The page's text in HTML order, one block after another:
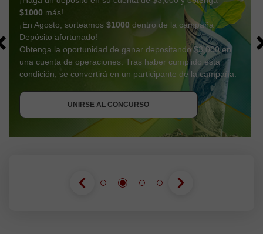
UNIRSE AL CONCURSO
$1000 más!
¡En Agosto, sorteamos $1000 dentro de la campaña
Depósito afortunado!
Obtenga la oportunidad de ganar depositando $3,000 en
una cuenta de operaciones. Tras haber cumplido esta
condición, se convertirá en un participante de la campaña.
UNIRSE AL CONCURSO
OBTENER BONO